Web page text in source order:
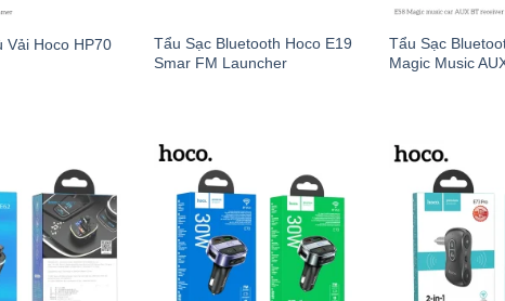
Vải Hoco HP70
Tẩu Sạc Bluetooth Hoco E19
Smar FM Launcher
Tẩu Sạc
Magic Music